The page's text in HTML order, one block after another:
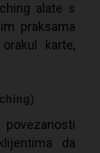
alate s
praksama
karte,
da